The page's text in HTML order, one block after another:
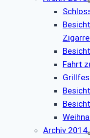
Fahrt
Archiv 2014